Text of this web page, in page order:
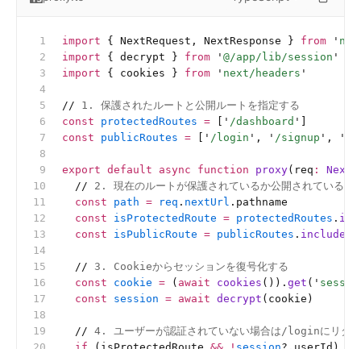
import { NextRequest, NextResponse } from '
import { decrypt } from ' @/app/lib/session '
import { cookies } from ' next/headers '
// 1. 保護されたルートと公開ルートを指定する
const protectedRoutes = ' /dashboard '
const publicRoutes = ' /login ' , ' /signup ' , '
export default async function proxy(req :
  //
2. 現在のルートが保護されているか公開されているか
  const
path = req . nextUrl .pathname
  const
isProtectedRoute = protectedRoutes .
  const
isPublicRoute = publicRoutes . includes
  //
3. Cookieからセッションを復号化する
  const
cookie = ( await cookies ()). get ( '
  const
session = await decrypt (cookie)
  //
4. ユーザーが認証されていない場合は/loginにリダ